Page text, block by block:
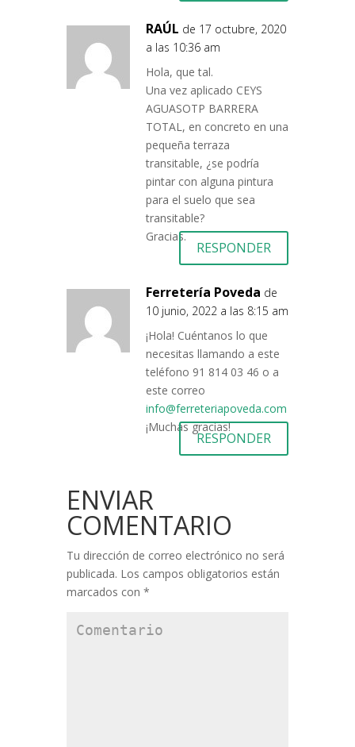
RAÚL de 17 octubre, 2020
a las 10:36 am
Hola, que tal.
Una vez aplicado CEYS
AGUASOTP BARRERA
TOTAL, en concreto en una
pequeña terraza
transitable, ¿se podría
pintar con alguna pintura
para el suelo que sea
transitable?
Gracias.
RESPONDER
Ferretería Poveda de
10 junio, 2022 a las 8:15 am
¡Hola! Cuéntanos lo que
necesitas llamando a este
teléfono 91 814 03 46 o a
este correo
info@ferreteriapoveda.com
¡Muchas gracias!
RESPONDER
ENVIAR
COMENTARIO
Tu dirección de correo electrónico no será
publicada. Los campos obligatorios están
marcados con *